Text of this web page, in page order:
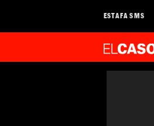
ESTAFA SMS